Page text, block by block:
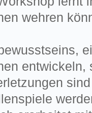
wehren
entwickeln,